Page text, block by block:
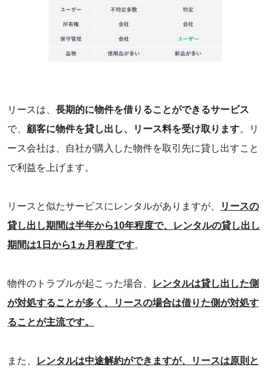
リースは、 長期的に物件を借りることができるサービス
で、 顧客に物件を貸し出し、リース料を受け取ります。リ
ース会社は、自社が購入した物件を取引先に貸し出すこと
で利益を上げます。
‌リースと似たサービスにレンタルがありますが、
リースの
貸し出し期間は半年から10年程度で、レンタルの貸し出し
期間は1日から1ヵ月程度です。
物件のトラブルが起こった場合、
レンタルは貸し出した側
が対処することが多く、リースの場合は借りた側が対処す
ることが主流です。
また、 レンタルは中途解約ができますが、リースは原則と